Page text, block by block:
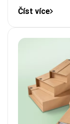
Číst více